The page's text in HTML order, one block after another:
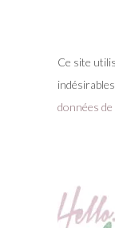
Ce site
données